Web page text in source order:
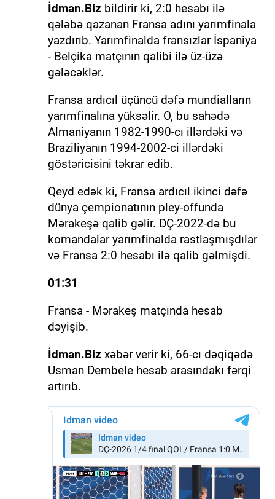
İdman.Biz bildirir ki, 2:0 hesabı ilə
qələbə qazanan Fransa adını yarımfinala
yazdırıb. Yarımfinalda fransızlar İspaniya
- Belçika matçının qalibi ilə üz-üzə
gələcəklər.
Fransa ardıcıl üçüncü dəfə mundialların
yarımfinalına yüksəlir. O, bu sahədə
Almaniyanın 1982-1990-cı illərdəki və
Braziliyanın 1994-2002-ci illərdəki
göstəricisini təkrar edib.
Qeyd edək ki, Fransa ardıcıl ikinci dəfə
dünya çempionatının pley-offunda
Mərakeşə qalib gəlir. DÇ-2022-də bu
komandalar yarımfinalda rastlaşmışdılar
və Fransa 2:0 hesabı ilə qalib gəlmişdi.
01:31
Fransa - Mərakeş matçında hesab
dəyişib.
İdman.Biz xəbər verir ki, 66-cı dəqiqədə
Usman Dembele hesab arasındakı fərqi
artırıb.